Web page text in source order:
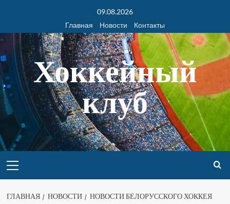
09.08.2026
Главная
Новости Контакты
Хоккейный
клуб
ГЛАВНАЯ НОВОСТИ
НОВОСТИ БЕЛОРУССКОГО ХОККЕЯ